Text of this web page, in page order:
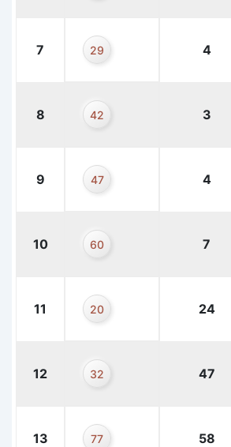
7 29 4
8 42 3
9 47 4
10 60 7
11 20 24
12 32 47
13 77 58